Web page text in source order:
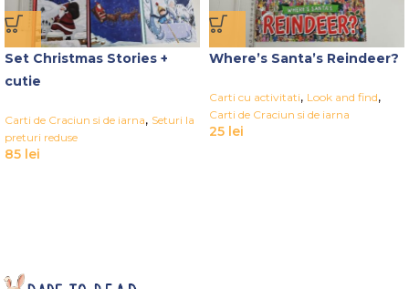
Set Christmas Stories +
cutie
Carti de Craciun si de iarna, Seturi la
preturi reduse
85 lei
Where’s Santa’s Reindeer?
Carti cu activitati, Look and find,
Carti de Craciun si de iarna
25 lei